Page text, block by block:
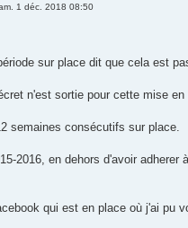
1 déc. 2018 08:50
sur place dit que cela est
n'est sortie pour cette mise en
semaines consécutifs sur place.
2016, en dehors d'avoir
qui est en place où j'ai